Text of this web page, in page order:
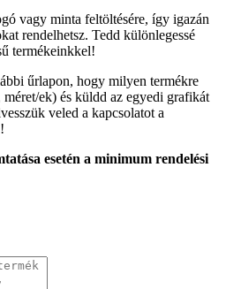
vagy minta feltöltésére, így igazán
rendelhetsz. Tedd különlegessé
termékeinkkel!
űrlapon, hogy milyen termékre
ek) és küldd az egyedi grafikát
veled a kapcsolatot a
esetén a minimum rendelési